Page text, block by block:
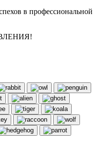
в профессиональной